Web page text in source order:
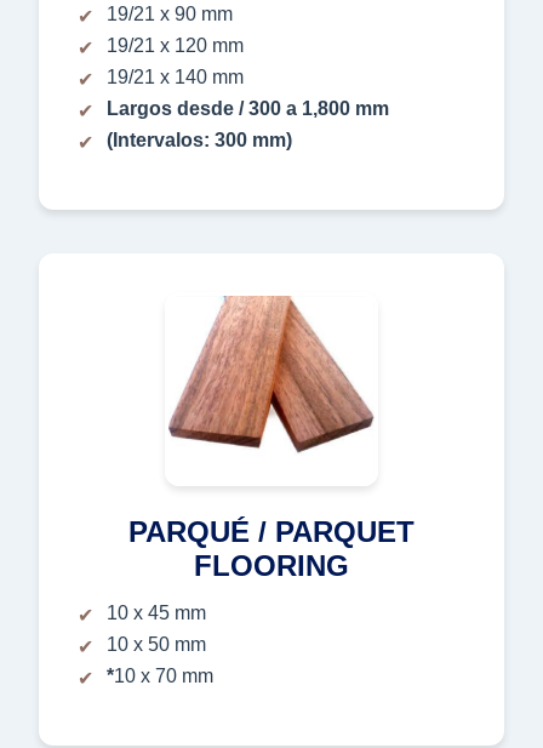
19/21 x 90 mm
19/21 x 120 mm
19/21 x 140 mm
Largos desde / 300 a 1,800 mm
(Intervalos: 300 mm)
PARQUÉ / PARQUET
FLOORING
10 x 45 mm
10 x 50 mm
*10 x 70 mm